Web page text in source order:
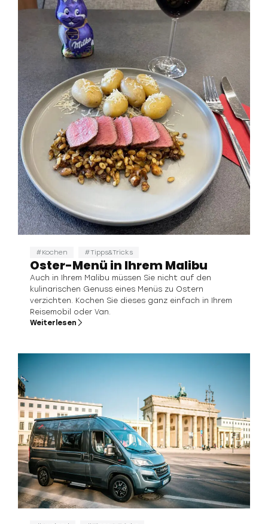
Kochen Tipps&Tricks
Oster-Menü in Ihrem Malibu
Auch in Ihrem Malibu müssen Sie nicht auf den
kulinarischen Genuss eines Menüs zu Ostern
verzichten. Kochen Sie dieses ganz einfach in Ihrem
Reisemobil oder Van.
Weiterlesen